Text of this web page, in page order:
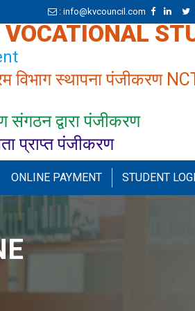
: info@kvcouncil.com
विभाग स्थापना पंजीकरण
संगठन द्वारा पंजीकरण
प्राप्त पंजीकरण
ONLINE PAYMENT STUDENT